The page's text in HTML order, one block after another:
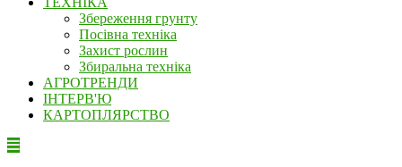
Збереження грунту
Посівна техніка
Захист рослин
Збиральна техніка
АГРОТРЕНДИ
ІНТЕРВ'Ю
КАРТОПЛЯРСТВО